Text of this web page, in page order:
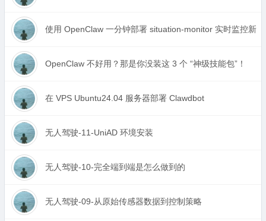
使用 OpenClaw 一分钟部署 situation-monitor 实时监控新
OpenClaw 不好用？那是你没装这 3 个 “神级技能包”！
在 VPS Ubuntu24.04 服务器部署 Clawdbot
无人驾驶-11-UniAD 环境安装
无人驾驶-10-完全端到端是怎么做到的
无人驾驶-09-从原始传感器数据到控制策略